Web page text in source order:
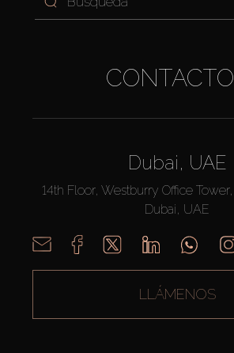
Dubai, UAE
14th Floor, Westburry Office
Dubai, UAE
LLÁMENOS